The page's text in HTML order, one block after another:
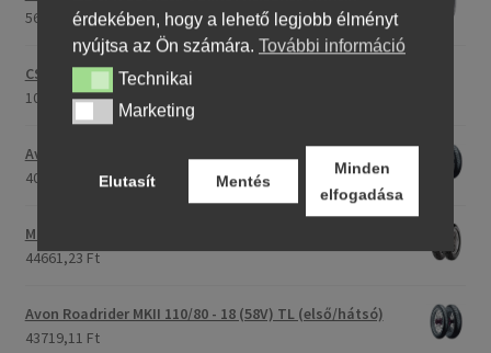
56275,76 Ft
CST C-186 3.00 - 23 59P TT (első/hátsó)
107175,30 Ft
Avon Roadrider MKII 90/90 - 18 51V TL (első/hátsó)
40707,26 Ft
Maxxis M-6011 170/80 - 15 77H TL (hátsó gumi)
44661,23 Ft
Avon Roadrider MKII 110/80 - 18 (58V) TL (első/hátsó)
43719,11 Ft
érdekében, hogy a lehető legjobb élményt
nyújtsa az Ön számára. További információ
TechnikaiTechnikai
MarketingMarketing
Elutasít Mentés
Minden
elfogadása